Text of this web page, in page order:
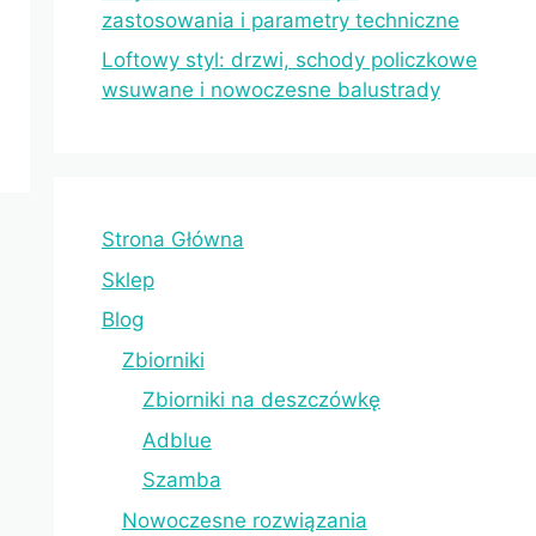
zastosowania i parametry techniczne
Loftowy styl: drzwi, schody policzkowe
wsuwane i nowoczesne balustrady
Strona Główna
Sklep
Blog
Zbiorniki
Zbiorniki na deszczówkę
Adblue
Szamba
Nowoczesne rozwiązania